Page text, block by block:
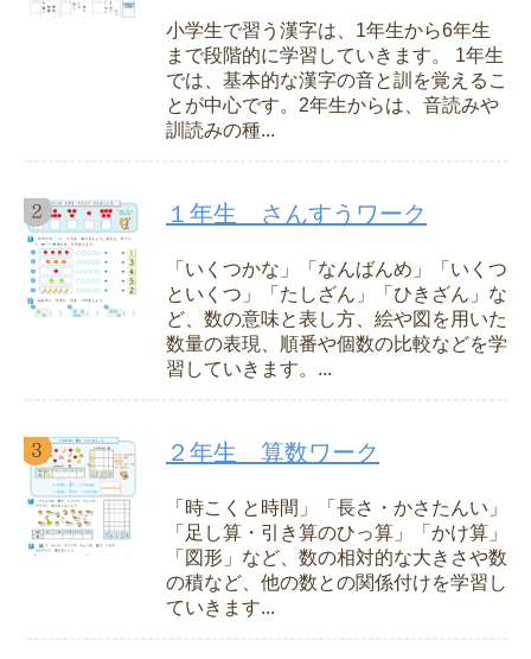
小学生で習う漢字は、1年生から6年生
まで段階的に学習していきます。 1年生
では、基本的な漢字の音と訓を覚えるこ
とが中心です。2年生からは、音読みや
訓読みの種...
１年生 さんすうワーク
「いくつかな」「なんばんめ」「いくつ
といくつ」「たしざん」「ひきざん」な
ど、数の意味と表し方、絵や図を用いた
数量の表現、順番や個数の比較などを学
習していきます。...
２年生 算数ワーク
「時こくと時間」「長さ・かさたんい」
「足し算・引き算のひっ算」「かけ算」
「図形」など、数の相対的な大きさや数
の積など、他の数との関係付けを学習し
ていきます...